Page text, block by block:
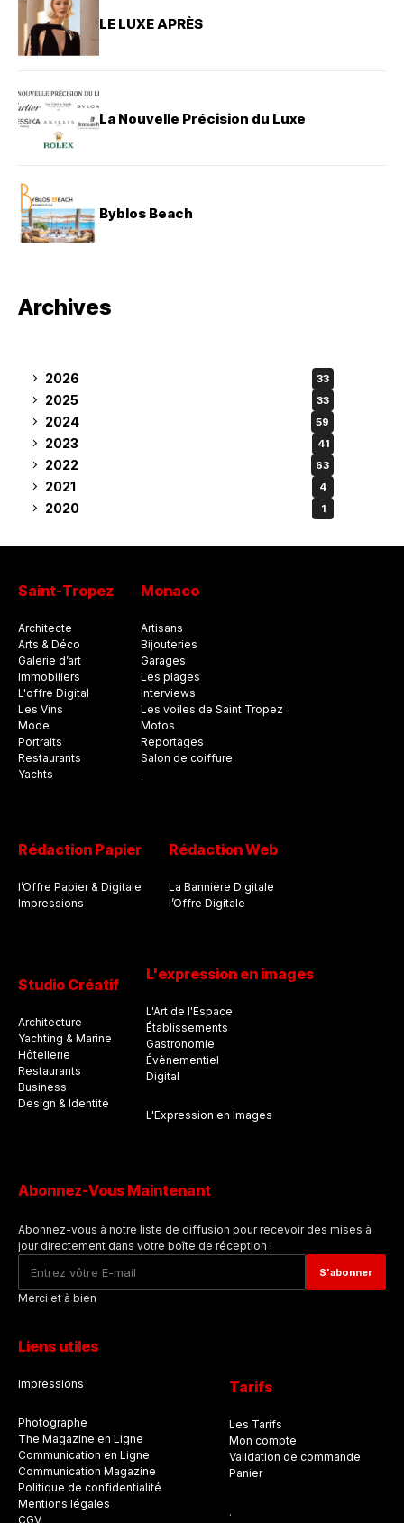
LE LUXE APRÈS
La Nouvelle Précision du Luxe
Byblos Beach
Archives
2026 33
2025 33
2024 59
2023 41
2022 63
2021 4
2020 1
Saint-Tropez
Architecte
Arts & Déco
Galerie d’art
Immobiliers
L'offre Digital
Les Vins
Mode
Portraits
Restaurants
Yachts
Monaco
Artisans
Bijouteries
Garages
Les plages
Interviews
Les voiles de Saint Tropez
Motos
Reportages
Salon de coiffure
.
Rédaction Papier
l’Offre Papier & Digitale
Impressions
Rédaction Web
La Bannière Digitale
l’Offre Digitale
Studio Créatif
Architecture
Yachting & Marine
Hôtellerie
Restaurants
Business
Design & Identité
L'expression en images
L'Art de l'Espace
Établissements
Gastronomie
Évènementiel
Digital
L'Expression en Images
Abonnez-Vous Maintenant
Abonnez-vous à notre liste de diffusion pour recevoir des mises à
jour directement dans votre boîte de réception !
Merci et à bien
Liens utiles
Impressions
Photographe
The Magazine en Ligne
Communication en Ligne
Communication Magazine
Politique de confidentialité
Mentions légales
CGV
Tarifs
Les Tarifs
Mon compte
Validation de commande
Panier
.